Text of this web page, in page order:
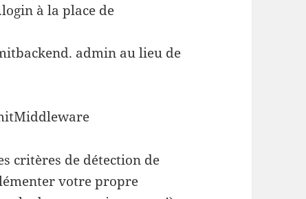
à la place de
admin au lieu de
critères de détection de
votre propre